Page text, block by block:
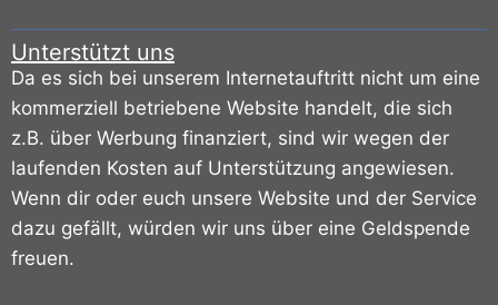
Unterstützt uns
Da es sich bei unserem Internetauftritt nicht um eine
kommerziell betriebene Website handelt, die sich
z.B. über Werbung finanziert, sind wir wegen der
laufenden Kosten auf Unterstützung angewiesen.
Wenn dir oder euch unsere Website und der Service
dazu gefällt, würden wir uns über eine Geldspende
freuen.